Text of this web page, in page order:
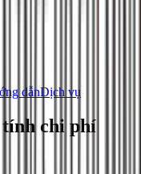
dẫnDịch vụ
chi phí